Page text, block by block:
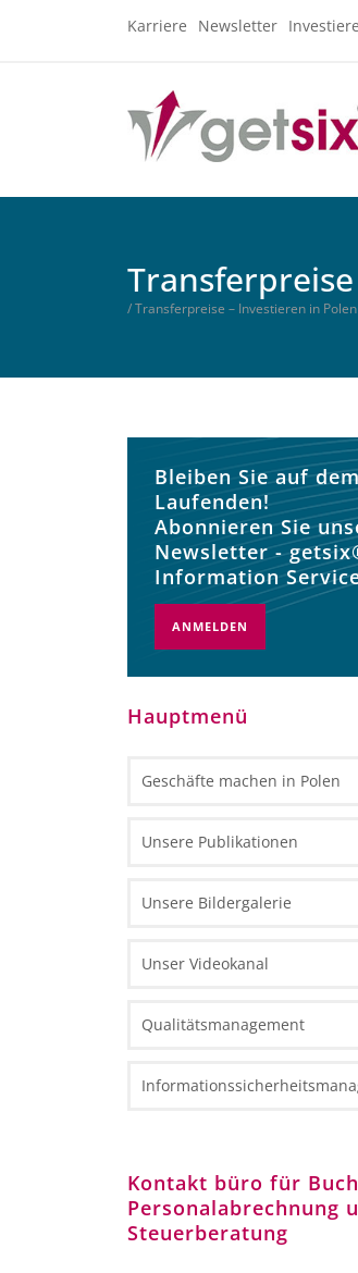
Karriere Newsletter
/ Transferpreise – Investieren in
Bleiben Sie auf
Laufenden!
Abonnieren Sie
Newsletter -
Information
ANMELDEN
Hauptmenü
Geschäfte machen in Polen
Informationen über Polen
Sonderwirtschaftszonen (SWZ)
Administrative
(NBP)
Devisenkontrollen
Unsere Publikationen
Marketingmaterialien
Einseitige Dokumente
Fact Sheets
Kundenservice-Teams
Unsere Bildergalerie
Unser Videokanal
Qualitätsmanagement
Kontakt büro für
Personalabrechnung
Steuerberatung